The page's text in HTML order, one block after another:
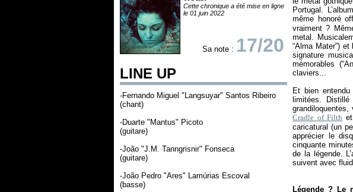
Cette chronique a été mise en ligne
le 01 juin 2022
Sa note : 17/20
LINE UP
-Fernando Miguel "Langsuyar" Santos Ribeiro
(chant)
-Duarte "Mantus" Picoto
(guitare)
-João "J.M. Tanngrisnir" Fonseca
(guitare)
-João Pedro "Ares" Lamúrias Escoval
(basse)
Portugal.
même honoré
vraiment ?
metal.
“Alma Mater”)
signature
mémorables
claviers...
Et bien
limitées.
Cradle of Filth et
caricatural (un
apprécier le
cinquante
de la légende.
suivent avec
Légende ? Le